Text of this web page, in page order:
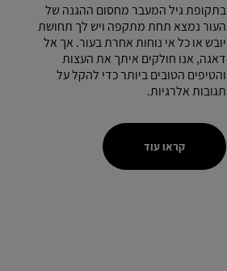
בתקופת גיל המעבר מחסום ההגנה של
העור נמצא תחת מתקפה ויש לך תחושת
יובש או כל אי נוחות אחרת בעור. אך אל
דאגה, אנו חולקים איתך את העצות
והטיפים הטובים ביותר כדי להקל על
תגובות אלרגיות.
קראו עוד